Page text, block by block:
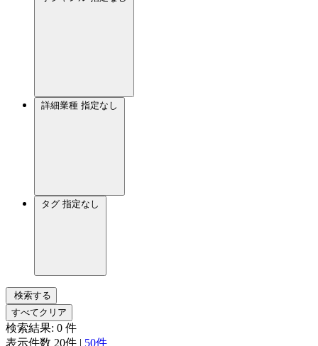
詳細業種 指定なし
タグ 指定なし
検索する
すべてクリア
検索結果: 0 件
表示件数 20件 | 50件